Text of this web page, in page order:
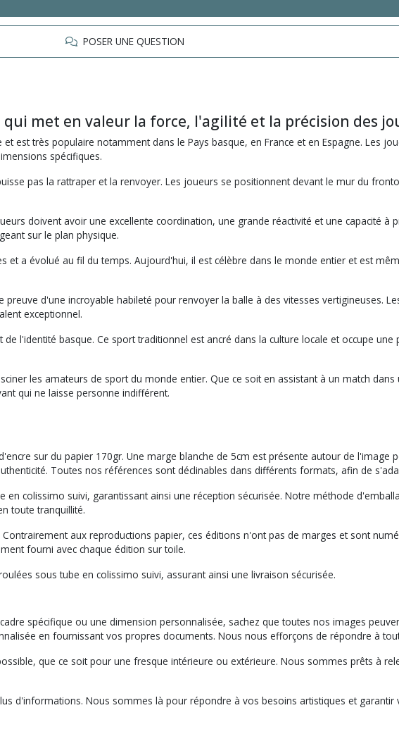
POSER UNE QUESTION
met en valeur la force, l'agilité et la précision des
est très populaire notamment dans le Pays basque, en France et en Espagne. Les
spécifiques.
pas la rattraper et la renvoyer. Les joueurs se positionnent devant le mur du
doivent avoir une excellente coordination, une grande réactivité et une capacité à
sur le plan physique.
et a évolué au fil du temps. Aujourd'hui, il est célèbre dans le monde entier et est
d'une incroyable habileté pour renvoyer la balle à des vitesses vertigineuses.
exceptionnel.
l'identité basque. Ce sport traditionnel est ancré dans la culture locale et occupe
les amateurs de sport du monde entier. Que ce soit en assistant à un match
qui ne laisse personne indifférent.
sur du papier 170gr. Une marge blanche de 5cm est présente autour de l'image
Toutes nos références sont déclinables dans différents formats, afin de
colissimo suivi, garantissant ainsi une réception sécurisée. Notre méthode
toute tranquillité.
aux reproductions papier, ces éditions n'ont pas de marges et sont
fourni avec chaque édition sur toile.
sous tube en colissimo suivi, assurant ainsi une livraison sécurisée.
spécifique ou une dimension personnalisée, sachez que toutes nos images
en fournissant vos propres documents. Nous nous efforçons de répondre à
que ce soit pour une fresque intérieure ou extérieure. Nous sommes prêts à
d'informations. Nous sommes là pour répondre à vos besoins artistiques et garantir